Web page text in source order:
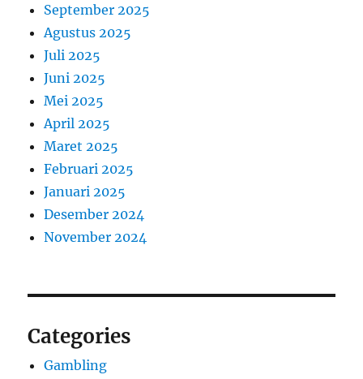
September 2025
Agustus 2025
Juli 2025
Juni 2025
Mei 2025
April 2025
Maret 2025
Februari 2025
Januari 2025
Desember 2024
November 2024
Categories
Gambling